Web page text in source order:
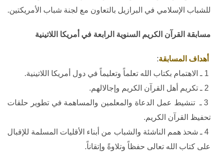
للشباب الإسلامي في البرازيل بالتعاون مع لجنة شباب الأمريكتين.
مسابقة القرآن الكريم السنوية الرابعة في أمريكا اللاتينية
أهداف المسابقة:
3 ـ تنشيط عمل الدعاة والمعلمين والمساهمة في تطوير حلقات
تحفيظ القرآن الكريم.
4 ـ شحذ همم الناشئة والشباب من أبناء الأقليات المسلمة للإقبال
على كتاب الله تعالى حفظاً وتلاوةً وإتقاناً.